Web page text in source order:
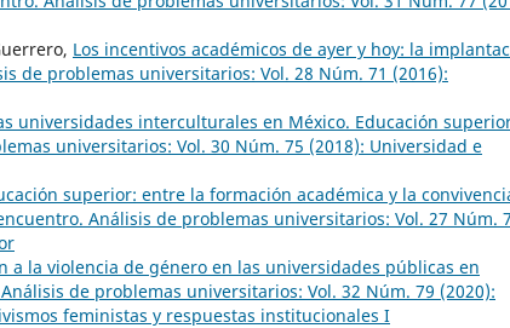
Los incentivos académicos de ayer y hoy: la
de problemas universitarios: Vol. 28 Núm. 71 (2016):
universidades interculturales en México. Educación
universitarios: Vol. 30 Núm. 75 (2018): Universidad e
superior: entre la formación académica y la
Análisis de problemas universitarios: Vol. 27 Núm.
a la violencia de género en las universidades públicas en
de problemas universitarios: Vol. 32 Núm. 79 (2020):
feministas y respuestas institucionales I